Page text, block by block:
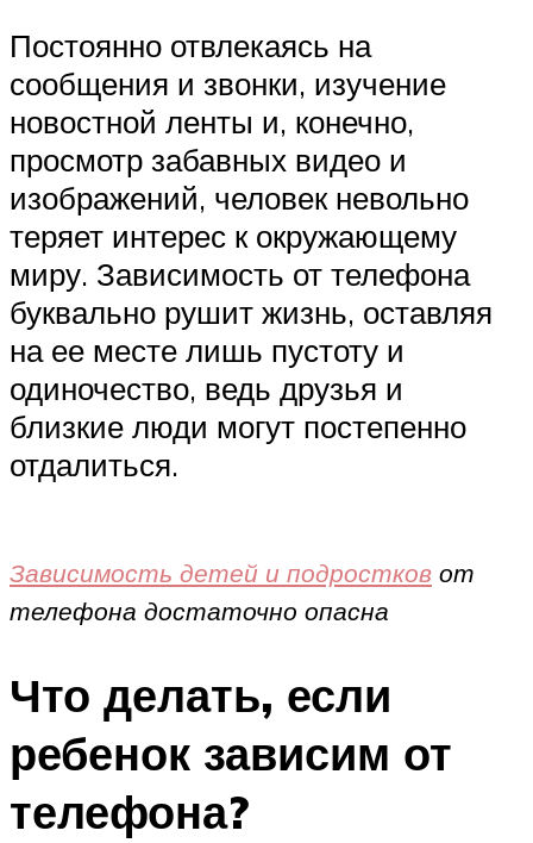
Постоянно отвлекаясь на
сообщения и звонки, изучение
новостной ленты и, конечно,
просмотр забавных видео и
изображений, человек невольно
теряет интерес к окружающему
миру. Зависимость от телефона
буквально рушит жизнь, оставляя
на ее месте лишь пустоту и
одиночество, ведь друзья и
близкие люди могут постепенно
отдалиться.
Зависимость детей и подростков от
телефона достаточно опасна
Что делать, если
ребенок зависим от
телефона?